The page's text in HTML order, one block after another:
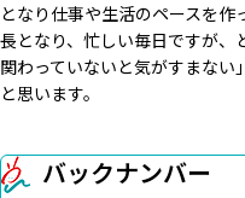
となり仕事や生活のペースを作
長となり、忙しい毎日ですが、
関わっていないと気がすまな
と思います。
バックナンバー